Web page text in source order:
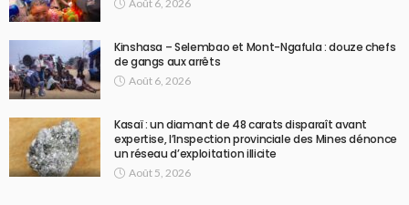
Août 6, 2026
Kinshasa – Selembao et Mont-Ngafula : douze chefs
de gangs aux arrêts
Août 6, 2026
Kasaï : un diamant de 48 carats disparaît avant
expertise, l’Inspection provinciale des Mines dénonce
un réseau d’exploitation illicite
Août 5, 2026